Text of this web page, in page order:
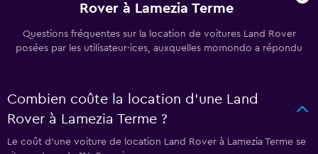
Rover à Lamezia Terme
Questions fréquentes sur la location de voitures Land Rover
posées par les utilisateur·ices, auxquelles momondo a répondu
Combien coûte la location d'une Land
Rover à Lamezia Terme ?
Le coût d'une voiture de location Land Rover à Lamezia Terme se